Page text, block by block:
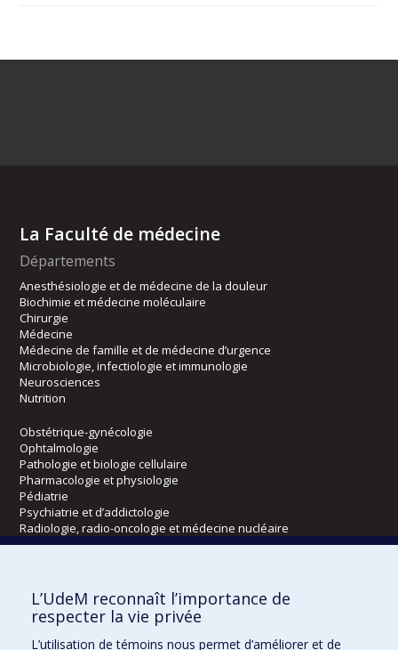
La Faculté de médecine
Départements
Anesthésiologie et de médecine de la douleur
Biochimie et médecine moléculaire
Chirurgie
Médecine
Médecine de famille et de médecine d’urgence
Microbiologie, infectiologie et immunologie
Neurosciences
Nutrition
Obstétrique-gynécologie
Ophtalmologie
Pathologie et biologie cellulaire
Pharmacologie et physiologie
Pédiatrie
Psychiatrie et d’addictologie
Radiologie, radio-oncologie et médecine nucléaire
Écoles
Kinésiologie et des sciences de l’activité physique
Orthophonie et audiologie
Réadaptation
L’UdeM reconnaît l’importance de
respecter la vie privée
L’utilisation de témoins nous permet d’améliorer et de